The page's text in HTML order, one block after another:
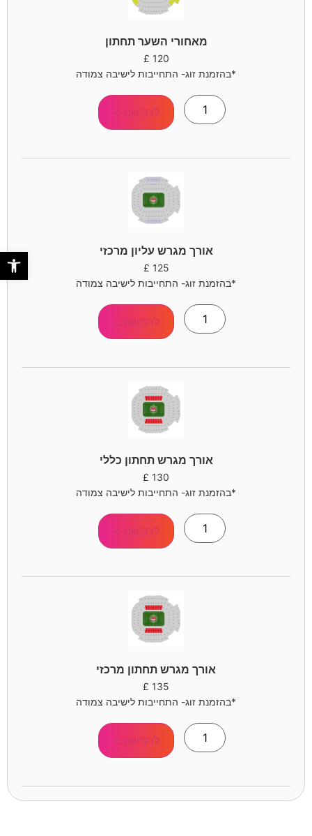
מאחורי השער תחתון
120
£
*בהזמנת זוג- התחייבות לישיבה צמודה
לרכישה >
אורך מגרש עליון מרכזי
125
£
*בהזמנת זוג- התחייבות לישיבה צמודה
לרכישה >
אורך מגרש תחתון כללי
130
£
*בהזמנת זוג- התחייבות לישיבה צמודה
לרכישה >
אורך מגרש תחתון מרכזי
135
£
*בהזמנת זוג- התחייבות לישיבה צמודה
לרכישה >
פתח